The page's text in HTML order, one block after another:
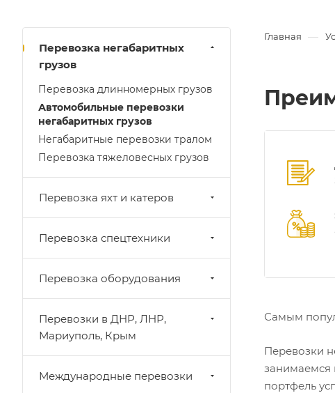
Главная —
Самым
Перевозки
занимаемся
портфель
Перевозка негабаритных
грузов
Перевозка длинномерных грузов
Автомобильные перевозки
негабаритных грузов
Негабаритные перевозки тралом
Перевозка тяжеловесных грузов
Перевозка яхт и катеров
Перевозка спецтехники
Перевозка оборудования
Перевозки в ДНР, ЛНР,
Мариуполь, Крым
Международные перевозки